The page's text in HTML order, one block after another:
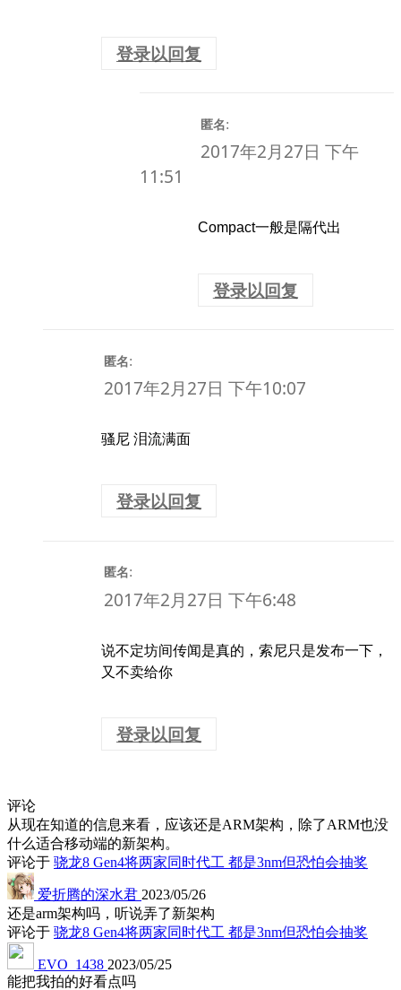
登录以回复
匿名:
2017年2月27日 下午
11:51
Compact一般是隔代出
登录以回复
匿名:
2017年2月27日 下午10:07
骚尼 泪流满面
登录以回复
匿名:
2017年2月27日 下午6:48
说不定坊间传闻是真的，索尼只是发布一下，
又不卖给你
登录以回复
评论
从现在知道的信息来看，应该还是ARM架构，除了ARM也没
什么适合移动端的新架构。
评论于 骁龙8 Gen4将两家同时代工 都是3nm但恐怕会抽奖
爱折腾的深水君 2023/05/26
还是arm架构吗，听说弄了新架构
评论于 骁龙8 Gen4将两家同时代工 都是3nm但恐怕会抽奖
EVO_1438 2023/05/25
能把我拍的好看点吗